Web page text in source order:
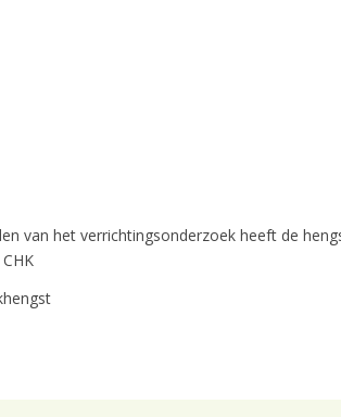
van het verrichtingsonderzoek heeft de